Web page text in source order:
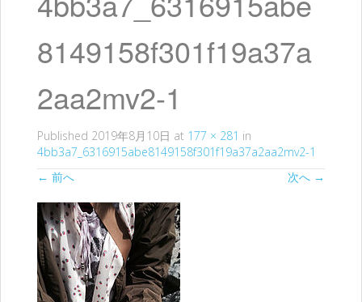
8149158f301f19a37a
2aa2mv2-1
Published 2019年8月10日 at 177 × 281 in
4bb3a7_6316915abe8149158f301f19a37a2aa2mv2-1
← 前へ 次へ →